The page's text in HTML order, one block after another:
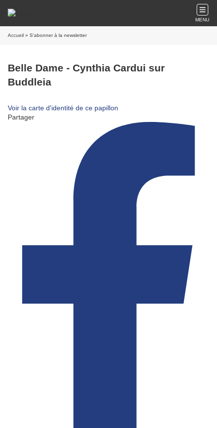
MENU
Accueil » S'abonner à la newsletter
Belle Dame - Cynthia Cardui sur
Buddleia
Voir la carte d'identité de ce papillon
Partager